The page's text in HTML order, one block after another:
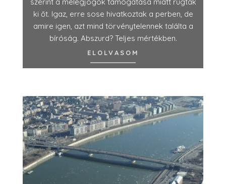
ki őt. Igaz, erre sose hivatkoztak a perben, de
amire igen, azt mind törvénytelennek találta a
bíróság. Abszurd? Teljes mértékben.
ELOLVASOM